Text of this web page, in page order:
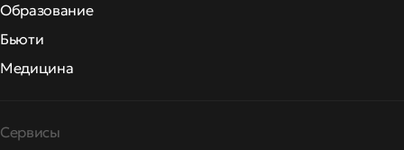
Образование
Бьюти
Медицина
Сервисы